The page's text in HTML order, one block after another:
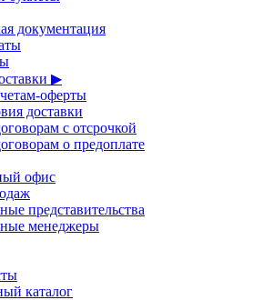
документация
▶
оферты
доставки
с отсрочкой
о предоплате
офис
представительства
менеджеры
каталог